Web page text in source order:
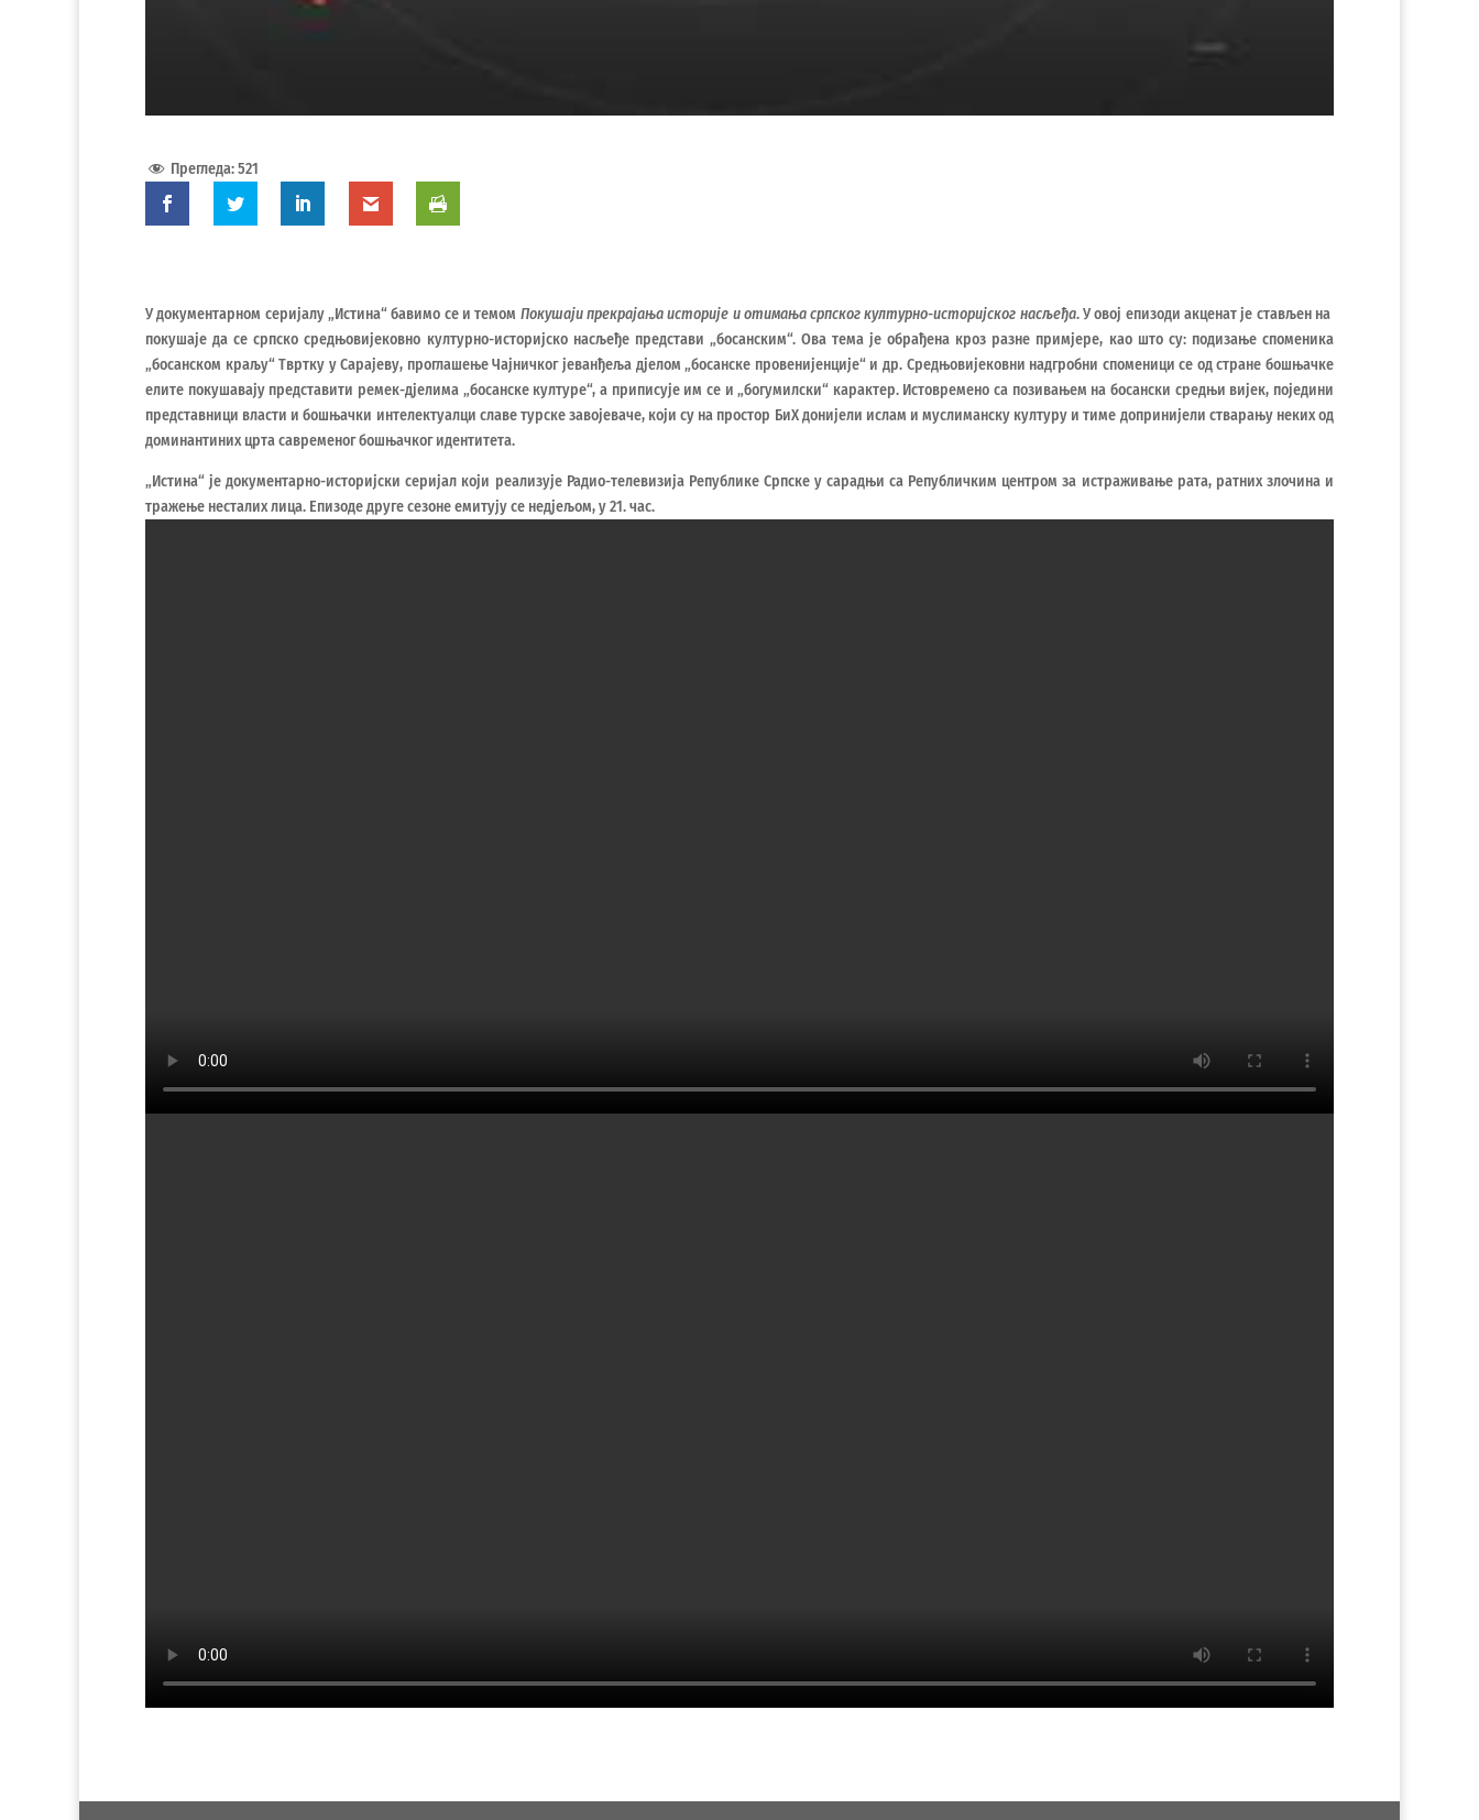
Прегледа:521
У документарном серијалу „Истина“ бавимо се и темом Покушаји прекрајања историје и отимања српског културно-историјског насљеђа. У овој епизоди акценат је стављен на
покушаје да се српско средњовијековно културно-историјско насљеђе представи „босанским“. Ова тема је обрађена кроз разне примјере, као што су: подизање споменика
„босанском краљу“ Твртку у Сарајеву, проглашење Чајничког јеванђеља дјелом „босанске провенијенције“ и др. Средњовијековни надгробни споменици се од стране бошњачке
елите покушавају представити ремек-дјелима „босанске културе“, а приписује им се и „богумилски“ карактер. Истовремено са позивањем на босански средњи вијек, поједини
представници власти и бошњачки интелектуалци славе турске завојеваче, који су на простор БиХ донијели ислам и муслиманску културу и тиме допринијели стварању неких од
доминантиних црта савременог бошњачког идентитета.
„Истина“ је документарно-историјски серијал који реализује Радио-телевизија Републике Српске у сарадњи са Републичким центром за истраживање рата, ратних злочина и
тражење несталих лица. Епизоде друге сезоне емитују се недјељом, у 21. час.